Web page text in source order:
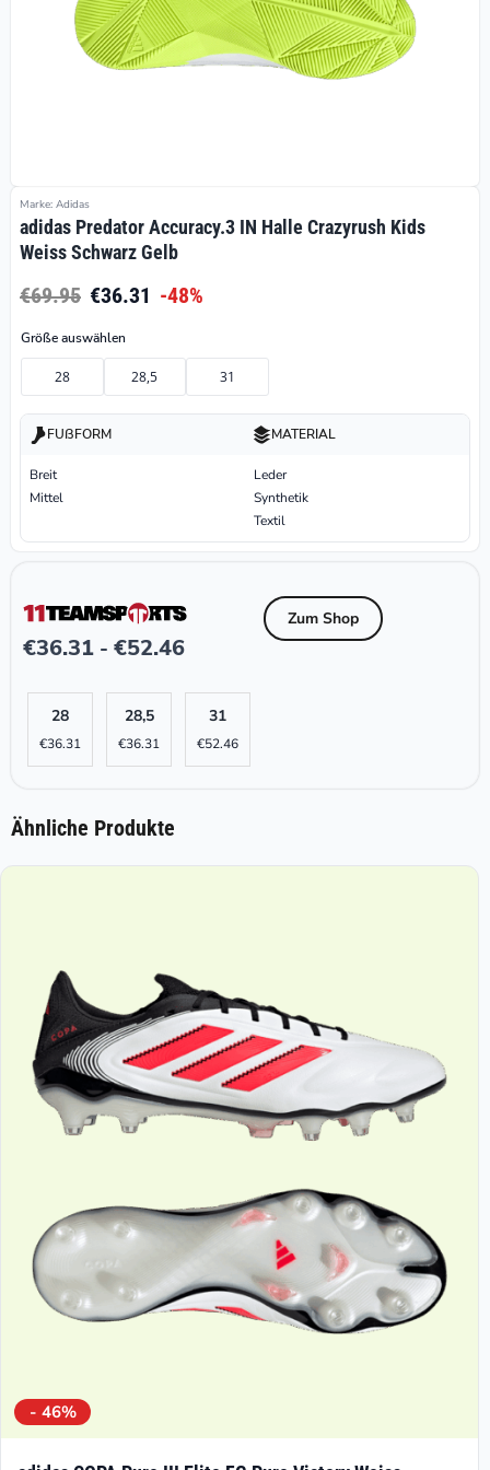
Marke: Adidas
adidas Predator Accuracy.3 IN Halle Crazyrush Kids
Weiss Schwarz Gelb
€69.95 €36.31 -48%
Größe auswählen
28 28,5 31
FUßFORM
Breit
Mittel
MATERIAL
Leder
Synthetik
Textil
€36.31 - €52.46
Zum Shop
28
€36.31
28,5
€36.31
31
€52.46
Ähnliche Produkte
- 46%